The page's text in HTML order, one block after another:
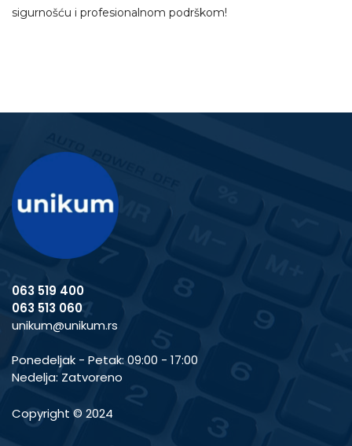
sigurnošću i profesionalnom podrškom!
063 519 400
063 513 060
unikum@unikum.rs
Ponedeljak - Petak: 09:00 - 17:00
Nedelja: Zatvoreno
Copyright © 2024